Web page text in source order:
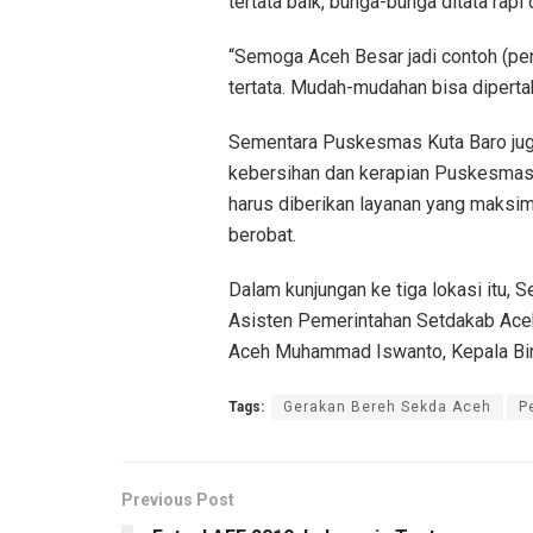
“Semoga Aceh Besar jadi contoh
tertata. Mudah-mudahan bisa
Sementara Puskesmas Kuta Baro
kebersihan dan kerapian
harus diberikan layanan yang
berobat.
Dalam kunjungan ke tiga lokasi itu,
Asisten Pemerintahan Setdakab
Aceh Muhammad Iswanto, Kepala
Tags: Gerakan Bereh Sekda Aceh
Previous Post